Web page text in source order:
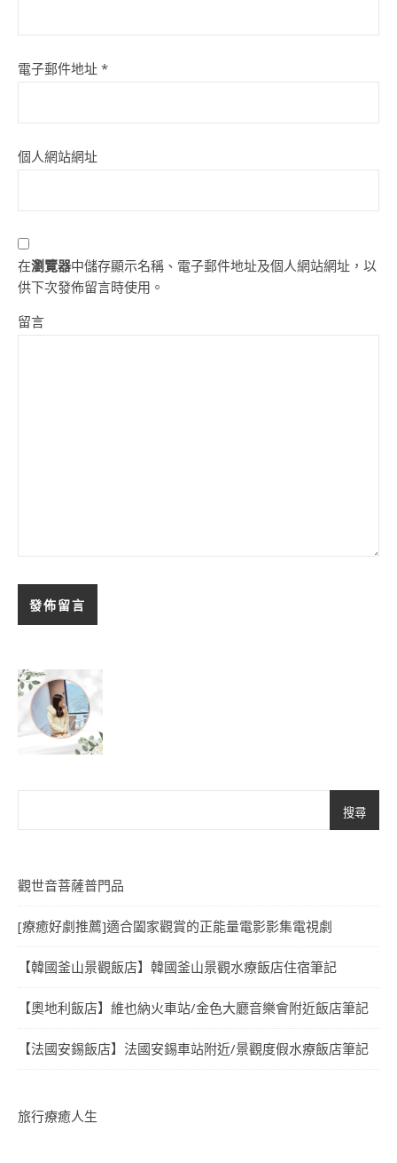
電子郵件地址 *
個人網站網址
在瀏覽器中儲存顯示名稱、電子郵件地址及個人網站網址，以
供下次發佈留言時使用。
留言
搜尋
觀世音菩薩普門品
[療癒好劇推薦]適合闔家觀賞的正能量電影影集電視劇
【韓國釜山景觀飯店】韓國釜山景觀水療飯店住宿筆記
【奧地利飯店】維也納火車站/金色大廳音樂會附近飯店筆記
【法國安錫飯店】法國安錫車站附近/景觀度假水療飯店筆記
旅行療癒人生